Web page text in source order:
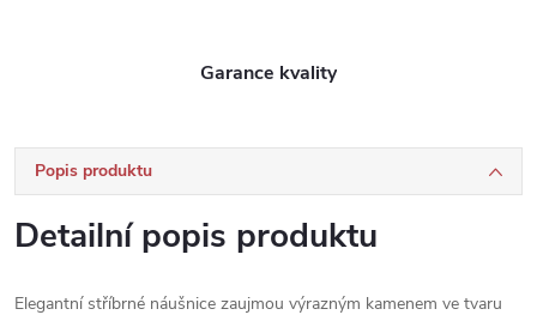
Garance kvality
Popis produktu
Detailní popis produktu
Elegantní stříbrné náušnice zaujmou výrazným kamenem ve tvaru